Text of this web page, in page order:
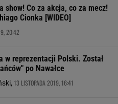
show! Co za akcja, co za mecz!
Cionka [WIDEO]
20:42
w reprezentacji Polski. Został
po Nawałce
13 LISTOPADA 2019, 16:41